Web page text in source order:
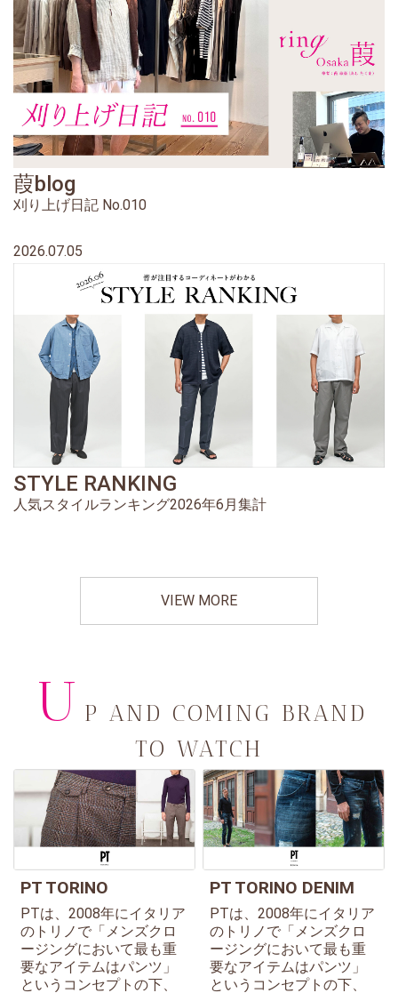
葭blog
刈り上げ日記 No.010
2026.07.05
STYLE RANKING
人気スタイルランキング2026年6月集計
VIEW MORE
U P AND COMING BRAND
TO WATCH
PT TORINO
PTは、2008年にイタリア
のトリノで「メンズクロ
ージングにおいて最も重
要なアイテムはパンツ」
というコンセプトの下、
PT TORINO DENIM
PTは、2008年にイタリア
のトリノで「メンズクロ
ージングにおいて最も重
要なアイテムはパンツ」
というコンセプトの下、